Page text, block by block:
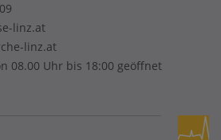
linz.at
linz.at
08.00 Uhr bis 18:00 geöffnet